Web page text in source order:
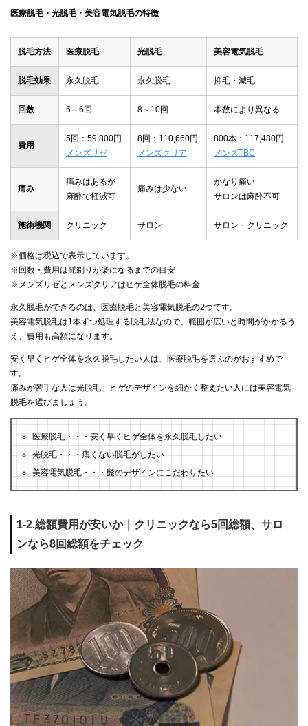
医療脱毛・光脱毛・美容電気脱毛の特徴
脱毛方法 医療脱毛 光脱毛 美容電気脱毛
脱毛効果 永久脱毛 永久脱毛 抑毛・減毛
回数 5～6回 8～10回 本数により異なる
費用
5回：59,800円
メンズリゼ
8回：110,660円
メンズクリア
800本：117,480円
メンズTBC
痛み
痛みはあるが
麻酔で軽減可
痛みは少ない
かなり痛い
サロンは麻酔不可
施術機関 クリニック サロン サロン・クリニック
※価格は税込で表示しています。
※回数・費用は髭剃りが楽になるまでの目安
※メンズリゼとメンズクリアはヒゲ全体脱毛の料金
永久脱毛ができるのは、医療脱毛と美容電気脱毛の2つです。
美容電気脱毛は1本ずつ処理する脱毛法なので、範囲が広いと時間がかかるう
え、費用も高額になります。
安く早くヒゲ全体を永久脱毛したい人は、医療脱毛を選ぶのがおすすめで
す。
痛みが苦手な人は光脱毛、ヒゲのデザインを細かく整えたい人には美容電気
脱毛を選びましょう。
医療脱毛・・・安く早くヒゲ全体を永久脱毛したい
光脱毛・・・痛くない脱毛がしたい
美容電気脱毛・・・髭のデザインにこだわりたい
1-2.総額費用が安いか｜クリニックなら5回総額、サロ
ンなら8回総額をチェック